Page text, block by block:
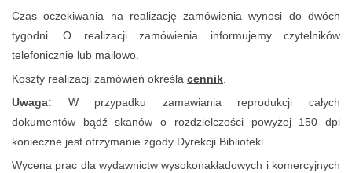
Czas oczekiwania na realizację zamówienia wynosi do dwóch
tygodni. O realizacji zamówienia informujemy czytelników
telefonicznie lub mailowo.
Koszty realizacji zamówień określa cennik.
Uwaga: W przypadku zamawiania reprodukcji całych
dokumentów bądź skanów o rozdzielczości powyżej 150 dpi
konieczne jest otrzymanie zgody Dyrekcji Biblioteki.
Wycena prac dla wydawnictw wysokonakładowych i komercyjnych